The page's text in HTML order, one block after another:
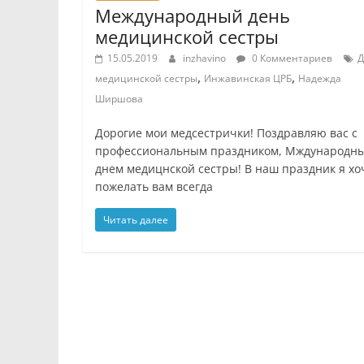
Международный день
медицинской сестры
15.05.2019 inzhavino 0 Комментариев
медицинской сестры, Инжавинская ЦРБ, Надежда
Ширшова
Дорогие мои медсестрички! Поздравляю вас с
профессиональным праздником,
днем медицнской сестры! В наш праздник я
пожелать вам всегда
Читать далее